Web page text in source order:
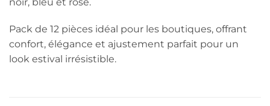
Pack de 12 pièces idéal pour les boutiques, offrant
confort, élégance et ajustement parfait pour un
look estival irrésistible.